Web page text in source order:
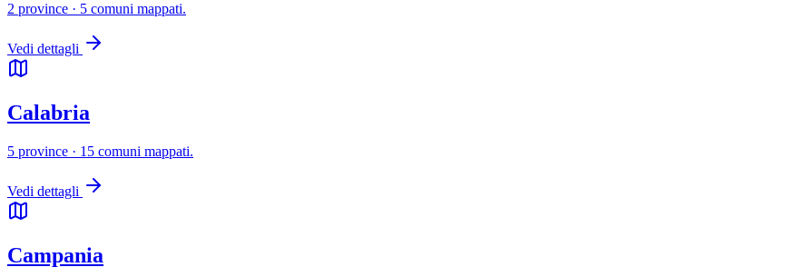
2 province · 5 comuni mappati.
Vedi dettagli
Calabria
5 province · 15 comuni mappati.
Vedi dettagli
Campania